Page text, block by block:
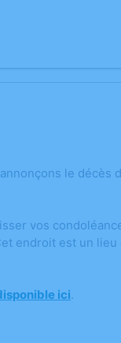
le décès
vos
endroit est un
ici.